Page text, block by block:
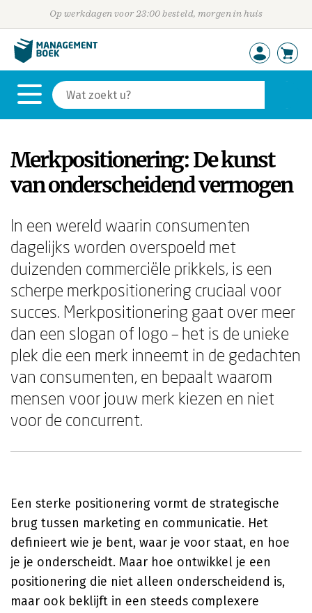
Op werkdagen voor 23:00 besteld, morgen in huis
Merkpositionering: De kunst
van onderscheidend vermogen
In een wereld waarin consumenten
dagelijks worden overspoeld met
duizenden commerciële prikkels, is een
scherpe merkpositionering cruciaal voor
succes. Merkpositionering gaat over meer
dan een slogan of logo – het is de unieke
plek die een merk inneemt in de gedachten
van consumenten, en bepaalt waarom
mensen voor jouw merk kiezen en niet
voor de concurrent.
Een sterke positionering vormt de strategische
brug tussen marketing en communicatie. Het
definieert wie je bent, waar je voor staat, en hoe
je je onderscheidt. Maar hoe ontwikkel je een
positionering die niet alleen onderscheidend is,
maar ook beklijft in een steeds complexere